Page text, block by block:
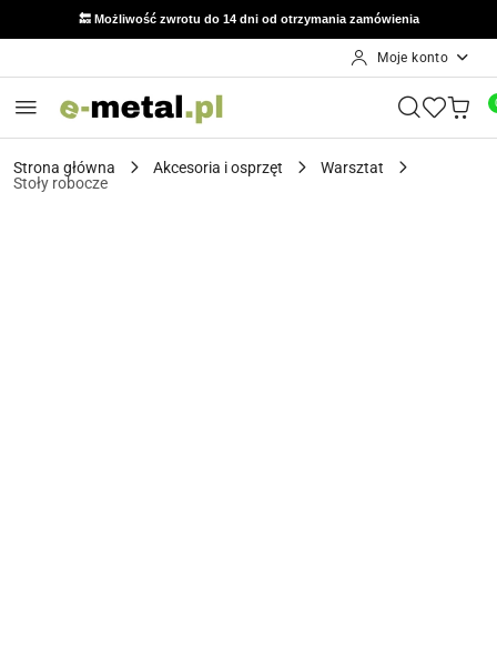
🔙 Możliwość zwrotu do 14 dni od otrzymania zamówienia
Moje konto
Strona główna Akcesoria i osprzęt
Warsztat
Stoły robocze